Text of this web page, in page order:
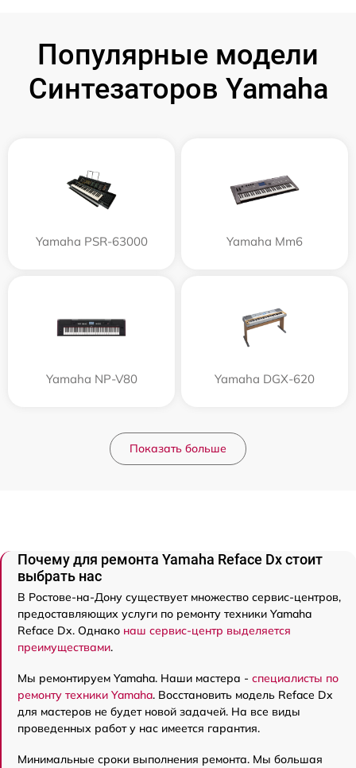
Популярные модели
Синтезаторов Yamaha
Yamaha PSR-63000 Yamaha Mm6
Yamaha NP-V80 Yamaha DGX-620
Показать больше
Почему для ремонта Yamaha Reface Dx стоит
выбрать нас
В Ростове-на-Дону существует множество сервис-центров,
предоставляющих услуги по ремонту техники Yamaha
Reface Dx. Однако наш сервис-центр выделяется
преимуществами.
Мы ремонтируем Yamaha. Наши мастера - специалисты по
ремонту техники Yamaha. Восстановить модель Reface Dx
для мастеров не будет новой задачей. На все виды
проведенных работ у нас имеется гарантия.
Минимальные сроки выполнения ремонта. Мы большая